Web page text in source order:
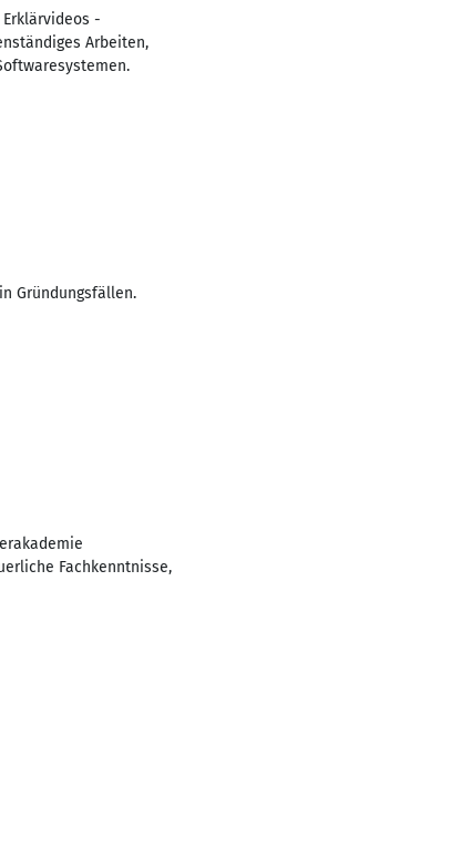
-
Arbeiten,
Gründungsfällen.
Fachkenntnisse,